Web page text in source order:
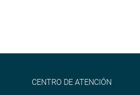
CENTRO DE ATENCIÓN